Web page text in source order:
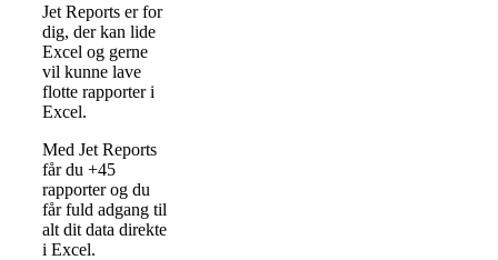
Jet Reports er for
dig, der kan lide
Excel og gerne
vil kunne lave
flotte rapporter i
Excel.
Med Jet Reports
får du +45
rapporter og du
får fuld adgang til
alt dit data direkte
i Excel.